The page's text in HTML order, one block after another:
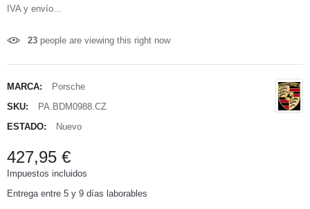
IVA y envío...
23 people are viewing this right now
MARCA:
Porsche
SKU:
PA.BDM0988.CZ
ESTADO:
Nuevo
427,95 €
Impuestos incluidos
Entrega entre 5 y 9 días laborables